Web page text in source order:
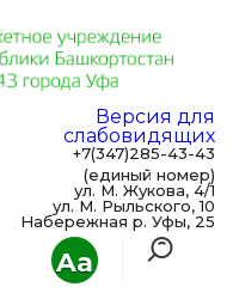
Aa
Версия для
слабовидящих
+7(347)285-43-43
(единый номер)
ул. М. Жукова, 4/1
ул. М. Рыльского, 10
Набережная р. Уфы, 25